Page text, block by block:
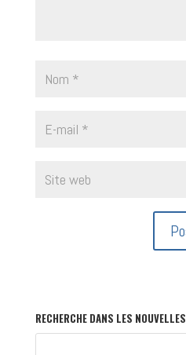
RECHERCHE DANS LES NOUVELLES